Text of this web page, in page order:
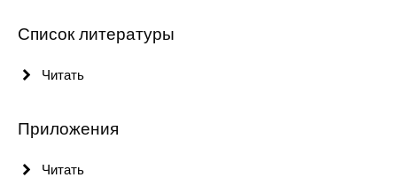
Список литературы
Читать
Приложения
Читать